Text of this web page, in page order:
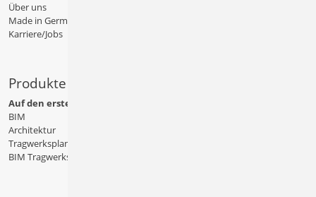
Über uns
Made in Germany
Karriere/Jobs
Produkte
Auf den ersten Blick
BIM
Architektur
Tragwerksplanung
BIM Tragwerksplanung